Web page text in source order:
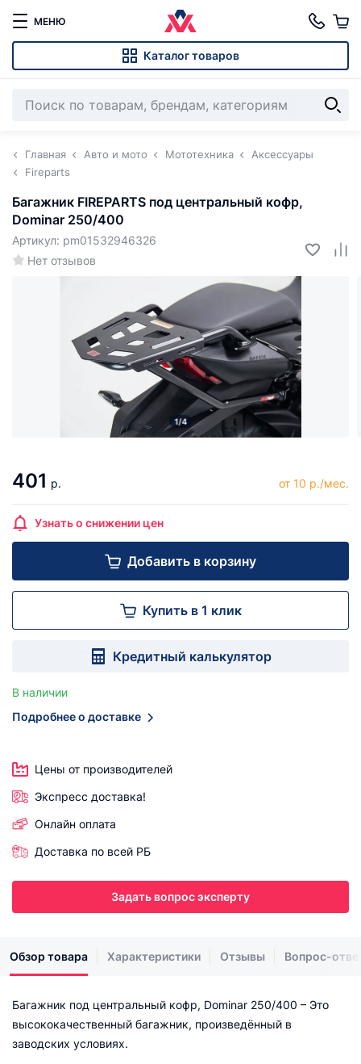
МЕНЮ
Каталог товаров
Главная Авто и мото Мототехника
Аксессуары
Fireparts
Багажник FIREPARTS под центральный кофр,
Dominar 250/400
Нет отзывов
Артикул: pm01532946326
1/4
401 р. от 10 р./мес.
Узнать о снижении цен
Добавить в корзину
Купить в 1 клик
Кредитный калькулятор
В наличии
Подробнее о доставке
Цены от производителей
Экспресс доставка!
Онлайн оплата
Доставка по всей РБ
Задать вопрос эксперту
Обзор товара Характеристики Отзывы Вопрос-
Багажник под центральный кофр, Dominar 250/400 – Это
высококачественный багажник, произведённый в
заводских условиях.